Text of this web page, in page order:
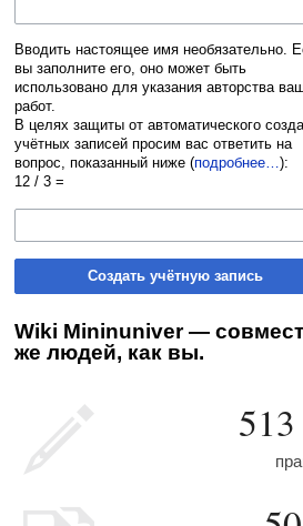
Вводить настоящее имя необязательно.
вы заполните его, оно может быть
использовано для указания авторства
работ.
В целях защиты от автоматического
учётных записей просим вас ответить на
вопрос, показанный ниже (подробнее…):
12 / 3 =
Создать учётную запись
Wiki Mininuniver —
же людей, как вы.